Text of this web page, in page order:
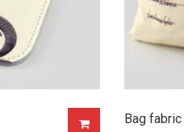
Bag fabric